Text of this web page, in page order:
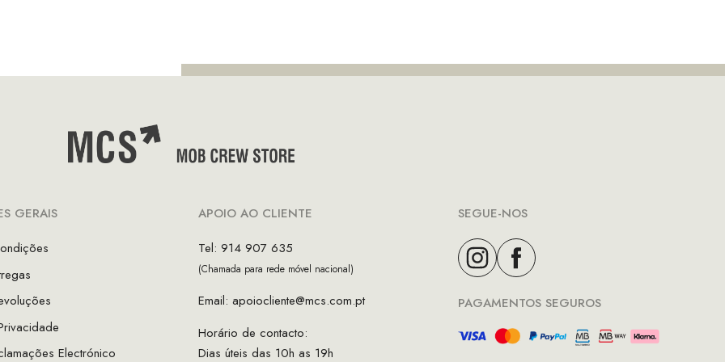
GERAIS
Electrónico
APOIO AO CLIENTE
Tel: 914 907 635
(Chamada para rede móvel nacional)
Email: apoiocliente@mcs.com.pt
Horário de contacto:
Dias úteis das 10h as 19h
SEGUE-NOS
PAGAMENTOS SEGUROS